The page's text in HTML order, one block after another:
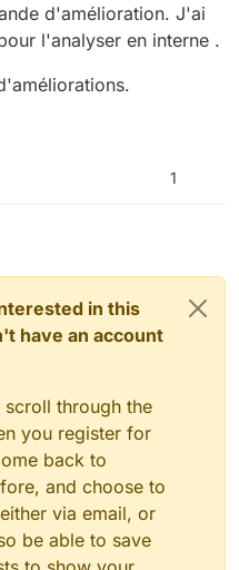
étiquette, il faudrait que le
conserver.
produisons beaucoup de
en page réglementée et des
d'amélioration. J'ai
l'analyser en interne .
1
in this
have an account
through the
you register for
back to
and choose to
via email, or
be able to save